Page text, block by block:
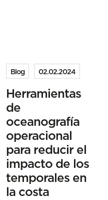
Blog 02.02.2024
Herramientas
de
oceanografía
operacional
para reducir el
impacto de los
temporales en
la costa